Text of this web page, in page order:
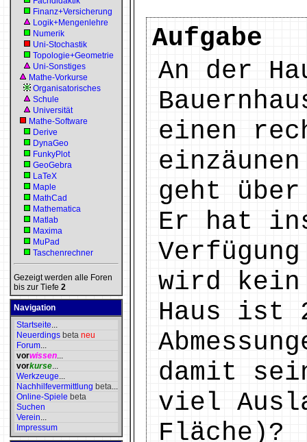
Finanz+Versicherung
Logik+Mengenlehre
Numerik
Uni-Stochastik
Topologie+Geometrie
Uni-Sonstiges
Mathe-Vorkurse
Organisatorisches
Schule
Universität
Mathe-Software
Derive
DynaGeo
FunkyPlot
GeoGebra
LaTeX
Maple
MathCad
Mathematica
Matlab
Maxima
MuPad
Taschenrechner
Gezeigt werden alle Foren
bis zur Tiefe 2
Navigation
Startseite...
Neuerdings beta neu
Forum...
vorwissen...
vorkurse...
Werkzeuge...
Nachhilfevermittlung beta...
Online-Spiele beta
Suchen
Verein...
Impressum
Aufgabe
An der
einen
geht
Er hat
wird
Haus ist
damit
viel
Fläche)?